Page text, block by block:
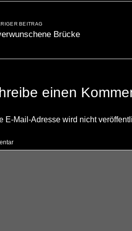
BEITRAG
Brücke
einen
E-Mail-Adresse wird nicht